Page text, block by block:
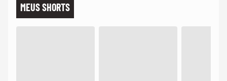
MEUS SHORTS